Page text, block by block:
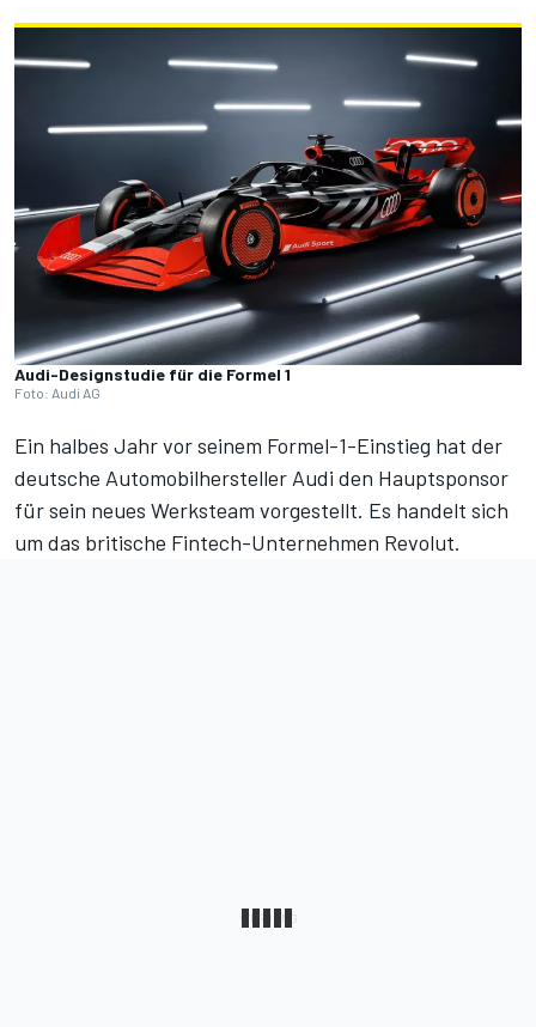
Audi-Designstudie für die Formel 1
Foto: Audi AG
Ein halbes Jahr vor seinem Formel-1-Einstieg hat der
deutsche Automobilhersteller Audi den Hauptsponsor
für sein neues Werksteam vorgestellt. Es handelt sich
um das britische Fintech-Unternehmen Revolut.